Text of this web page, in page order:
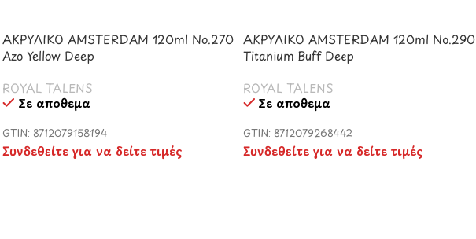
ΑΚΡΥΛΙΚΟ AMSTERDAM 120ml No.270
Azo Yellow Deep
ROYAL TALENS
Σε απόθεμα
GTIN: 8712079158194
Συνδεθείτε για να δείτε τιμές
ΑΚΡΥΛΙΚΟ AMSTERDAM 120ml No.290
Titanium Buff Deep
ROYAL TALENS
Σε απόθεμα
GTIN: 8712079268442
Συνδεθείτε για να δείτε τιμές